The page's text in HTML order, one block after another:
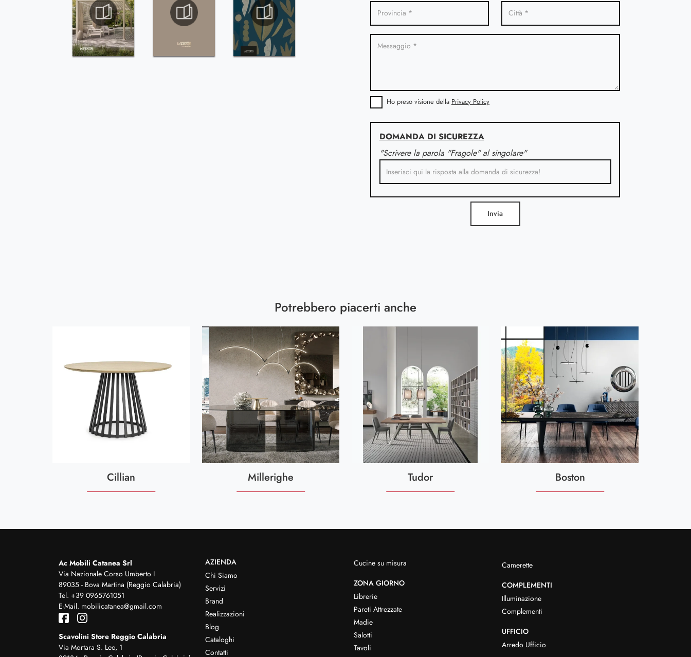
Ho preso visione della Privacy Policy
DOMANDA DI SICUREZZA
"Scrivere la parola "Fragole" al singolare"
Invia
Potrebbero piacerti anche
Cillian Millerighe Tudor Boston
Ac Mobili Catanea Srl
Via Nazionale Corso Umberto I
89035 - Bova Martina (Reggio Calabria)
Tel. +39 0965761051
E-Mail. mobilicatanea@gmail.com
Scavolini Store Reggio Calabria
Via Mortara S. Leo, 1
AZIENDA
Chi Siamo
Servizi
Brand
Realizzazioni
Blog
Cataloghi
Contatti
Cucine su misura
ZONA GIORNO
Librerie
Pareti Attrezzate
Madie
Salotti
Tavoli
Camerette
COMPLEMENTI
Illuminazione
Complementi
UFFICIO
Arredo Ufficio